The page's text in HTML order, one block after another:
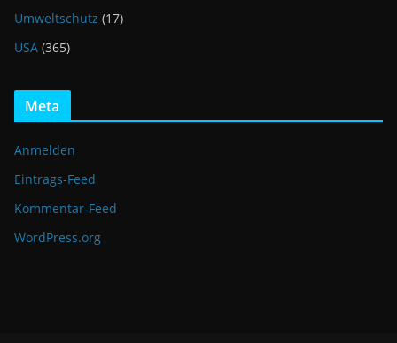
Umweltschutz (17)
USA (365)
Meta
Anmelden
Eintrags-Feed
Kommentar-Feed
WordPress.org